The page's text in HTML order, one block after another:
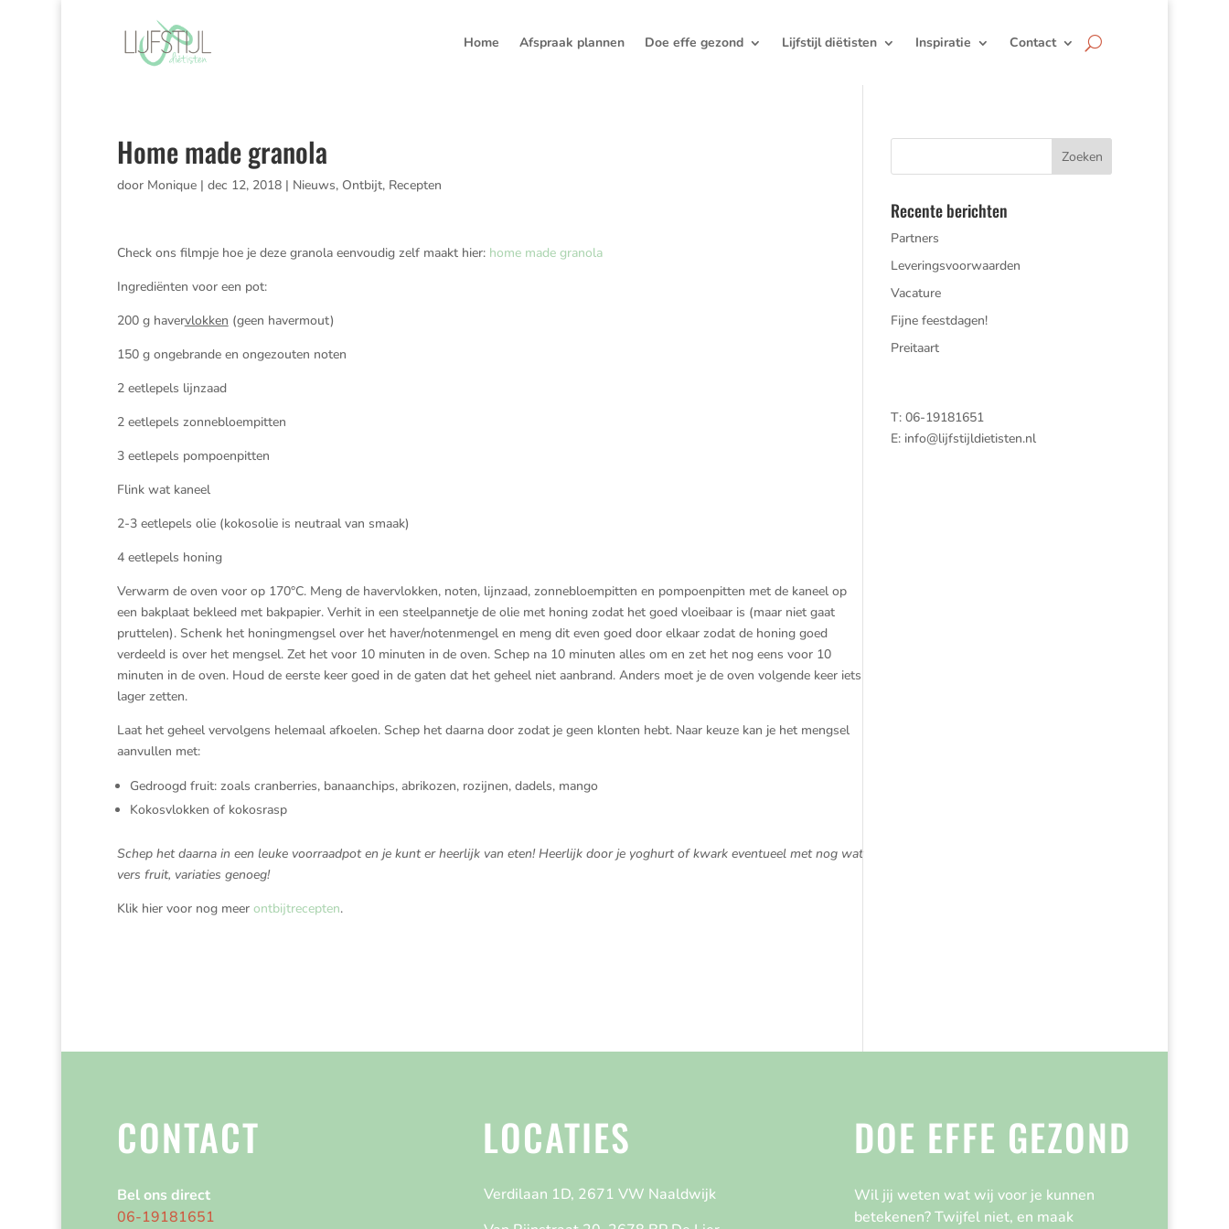
Home Afspraak plannen Doe effe gezond Lijfstijl diëtisten Inspiratie Contact
Home made granola
door Monique| dec 12, 2018| Nieuws, Ontbijt, Recepten
Check ons filmpje hoe je deze granola eenvoudig zelf maakt hier: home made granola
Ingrediënten voor een pot:
200 g havervlokken (geen havermout)
150 g ongebrande en ongezouten noten
2 eetlepels lijnzaad
2 eetlepels zonnebloempitten
3 eetlepels pompoenpitten
Flink wat kaneel
2-3 eetlepels olie (kokosolie is neutraal van smaak)
4 eetlepels honing
Verwarm de oven voor op 170°C. Meng de havervlokken, noten, lijnzaad, zonnebloempitten en pompoenpitten met de kaneel op
een bakplaat bekleed met bakpapier. Verhit in een steelpannetje de olie met honing zodat het goed vloeibaar is (maar niet gaat
pruttelen). Schenk het honingmengsel over het haver/notenmengel en meng dit even goed door elkaar zodat de honing goed
verdeeld is over het mengsel. Zet het voor 10 minuten in de oven. Schep na 10 minuten alles om en zet het nog eens voor 10
minuten in de oven. Houd de eerste keer goed in de gaten dat het geheel niet aanbrand. Anders moet je de oven volgende keer iets
lager zetten.
Laat het geheel vervolgens helemaal afkoelen. Schep het daarna door zodat je geen klonten hebt. Naar keuze kan je het mengsel
aanvullen met:
Gedroogd fruit: zoals cranberries, banaanchips, abrikozen, rozijnen, dadels, mango
Kokosvlokken of kokosrasp
Schep het daarna in een leuke voorraadpot en je kunt er heerlijk van eten! Heerlijk door je yoghurt of kwark eventueel met nog wat
vers fruit, variaties genoeg!
Klik hier voor nog meer ontbijtrecepten.
Recente berichten
Partners
Leveringsvoorwaarden
Vacature
Fijne feestdagen!
Preitaart
T: 06-19181651
E: info@lijfstijldietisten.nl
CONTACT
Bel ons direct
06-19181651
LOCATIES
Verdilaan 1D, 2671 VW Naaldwijk
DOE EFFE GEZOND
Wil jij weten wat wij voor je kunnen
betekenen? Twijfel niet, en maak